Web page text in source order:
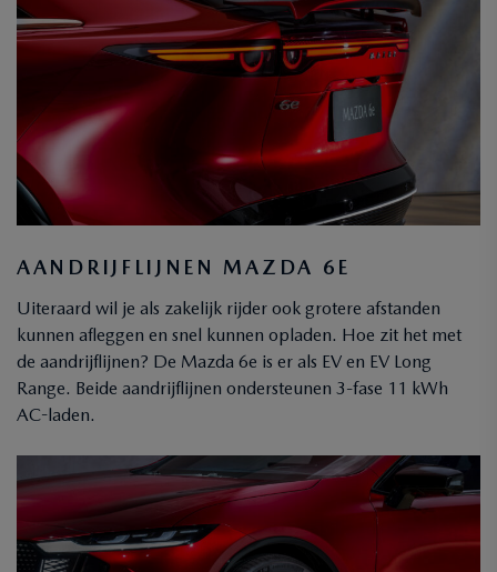
AANDRIJFLIJNEN MAZDA 6E
Uiteraard wil je als zakelijk rijder ook grotere afstanden
kunnen afleggen en snel kunnen opladen. Hoe zit het met
de aandrijflijnen? De Mazda 6e is er als EV en EV Long
Range. Beide aandrijflijnen ondersteunen 3-fase 11 kWh
AC-laden.